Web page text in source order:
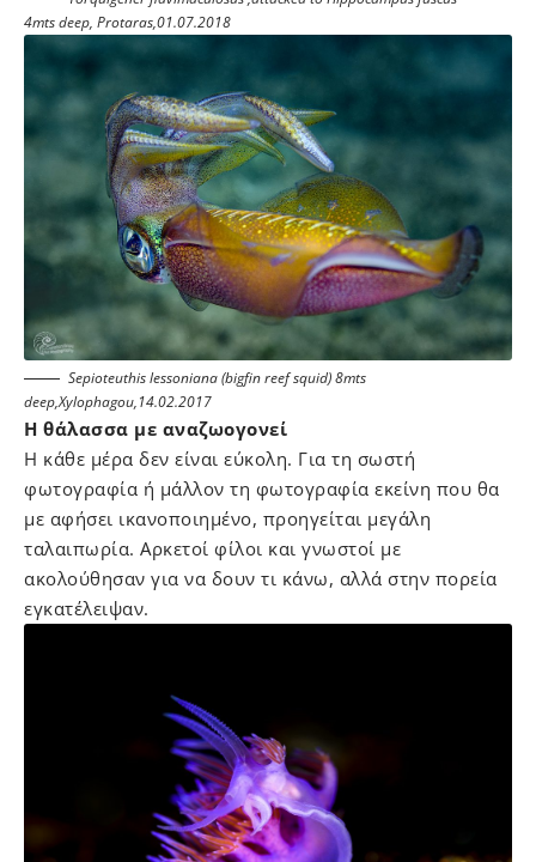
4mts deep, Protaras,01.07.2018
Sepioteuthis lessoniana (bigfin reef squid) 8mts
deep,Xylophagou,14.02.2017
Η θάλασσα με αναζωογονεί
Η κάθε μέρα δεν είναι εύκολη. Για τη σωστή
φωτογραφία ή μάλλον τη φωτογραφία εκείνη που θα
με αφήσει ικανοποιημένο, προηγείται μεγάλη
ταλαιπωρία. Αρκετοί φίλοι και γνωστοί με
ακολούθησαν για να δουν τι κάνω, αλλά στην πορεία
εγκατέλειψαν.